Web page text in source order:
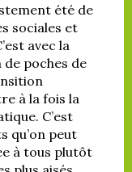
été de
sociales et
avec la
poches de
à la fois la
C’est
qu’on peut
à tous plutôt